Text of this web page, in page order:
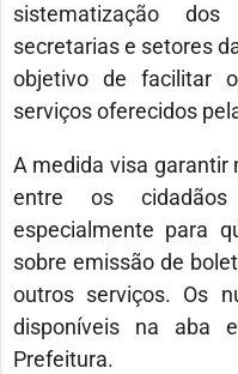
sistematização
secretarias e setores
objetivo de facilitar
serviços oferecidos
A medida visa garantir
entre os
especialmente para
sobre emissão de
outros serviços. Os
disponíveis na aba
Prefeitura.